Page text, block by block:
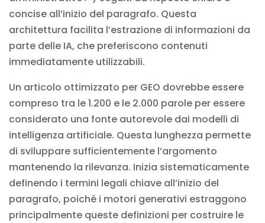
concise all’inizio del paragrafo. Questa
architettura facilita l’estrazione di informazioni da
parte delle IA, che preferiscono contenuti
immediatamente utilizzabili.
Un articolo ottimizzato per GEO dovrebbe essere
compreso tra le 1.200 e le 2.000 parole per essere
considerato una fonte autorevole dai modelli di
intelligenza artificiale. Questa lunghezza permette
di sviluppare sufficientemente l’argomento
mantenendo la rilevanza. Inizia sistematicamente
definendo i termini legali chiave all’inizio del
paragrafo, poiché i motori generativi estraggono
principalmente queste definizioni per costruire le